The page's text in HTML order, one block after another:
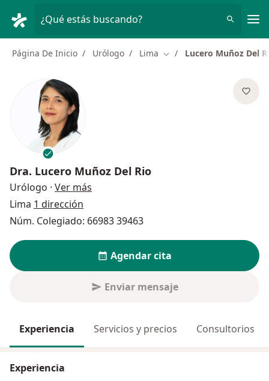
¿Qué estás buscando?
Página De Inicio Urólogo Lima Cambiar de ciudad
Lucero Muñoz Del
Dra. Lucero Muñoz Del Rio
Urólogo · Ver más
Lima 1 dirección
Núm. Colegiado: 66983 39463
Agendar cita
Enviar mensaje
Experiencia Servicios y precios Consultorios
Experiencia